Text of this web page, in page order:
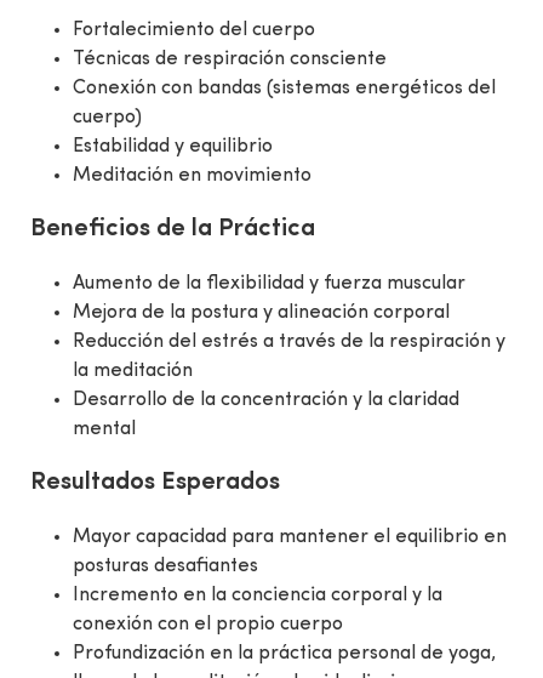
Fortalecimiento del cuerpo
Técnicas de respiración consciente
Conexión con bandas (sistemas energéticos del
cuerpo)
Estabilidad y equilibrio
Meditación en movimiento
Beneficios de la Práctica
Aumento de la flexibilidad y fuerza muscular
Mejora de la postura y alineación corporal
Reducción del estrés a través de la respiración y
la meditación
Desarrollo de la concentración y la claridad
mental
Resultados Esperados
Mayor capacidad para mantener el equilibrio en
posturas desafiantes
Incremento en la conciencia corporal y la
conexión con el propio cuerpo
Profundización en la práctica personal de yoga,